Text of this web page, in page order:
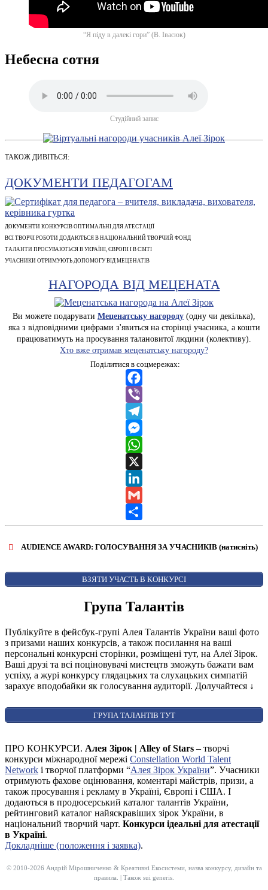
“Я піду в далекі гори” (В. Івасюк)
Небесна сотня
Студійний запис
ТАКОЖ ДИВІТЬСЯ:
ДОКУМЕНТИ ПЕДАГОГАМ
ДОКУМЕНТИ КОНКУРСІВ ОПТИМАЛЬНІ ДЛЯ АТЕСТАЦІЇ
ВСІ ТВОРЧІ РОБОТИ ДОДАЮТЬСЯ В НАЦІОНАЛЬНИЙ ТВОРЧИЙ ФОНД
ТАЛАНТИ ПРОСУВАЮТЬСЯ В УКРАЇНІ, ЄВРОПІ І В СВІТІ
УЧАСНИКИ ОТРИМУЮТЬ ДОПОМОГУ ВІД МЕЦЕНАТІВ
НАГОРОДА ВІД МЕЦЕНАТА
Ви можете подарувати Меценатську нагороду (одну чи декілька),
яка з відповідними цифрами з'явиться на сторінці учасника, а кошти
працюватимуть на просування талановитої людини (колективу).
Хто вже отримав меценатську нагороду?
Поділитися в соцмережах:
Facebook
Viber
Telegram
Messenger
WhatsApp
X
LinkedIn
Gmail
Share
AUDIENCE AWARD: ГОЛОСУВАННЯ ЗА УЧАСНИКІВ (натисніть)
AUDIENCE AWARD
ВЗЯТИ УЧАСТЬ В КОНКУРСІ
Група Талантів
Публікуйте в фейсбук-групі Алея Талантів України ваші фото
з призами наших конкурсів, а також посилання на ваші
персональні конкурсні сторінки, розміщені тут, на Алеї Зірок.
Ваші друзі та всі поціновувачі мистецтв зможуть бажати вам
успіху, а журі конкурсу глядацьких та слухацьких симпатій
зарахує вподобайки як голосування аудиторії. Долучайтеся ↓
ГРУПА ТАЛАНТІВ ТУТ
ПРО КОНКУРСИ. Алея Зірок | Alley of Stars – творчі
конкурси міжнародної мережі Constellation World Talent
Network і творчої платформи “Алея Зірок України”. Учасники
отримують фахове оцінювання, коментарі майстрів, призи, а
також просування і рекламу в Україні, Європі і США. І
додаються в продюсерський каталог талантів України,
рейтинговий каталог найяскравіших зірок України, в
національний творчий чарт. Конкурси ідеальні для атестації
в Україні.
Докладніше (положення і заявка).
© 2010-2026 Андрій Мірошниченко & Креативні Екосистеми, назва конкурсу, дизайн та
правила. | Також sui generis.